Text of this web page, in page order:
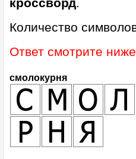
Количество
Ответ смотрите
смолокурня